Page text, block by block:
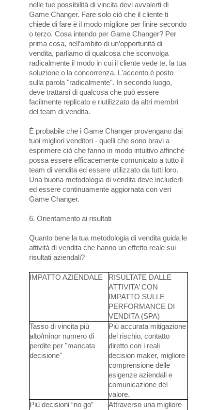
nelle tue possibilità di vincita devi avvalerti di
Game Changer. Fare solo ciò che il cliente ti
chiede di fare è il modo migliore per finire secondo
o terzo. Cosa intendo per Game Changer? Per
prima cosa, nell’ambito di un’opportunità di
vendita, parliamo di qualcosa che sconvolga
radicalmente il modo in cui il cliente vede te, la tua
soluzione o la concorrenza. L'accento è posto
sulla parola "radicalmente". In secondo luogo,
deve trattarsi di qualcosa che può essere
facilmente replicato e riutilizzato da altri membri
del team di vendita.
È probabile che i Game Changer provengano dai
tuoi migliori venditori - quelli che sono bravi a
esprimere ciò che fanno in modo intuitivo affinché
possa essere efficacemente comunicato a tutto il
team di vendita ed essere utilizzato da tutti loro.
Una buona metodologia di vendita deve includerli
ed essere continuamente aggiornata con veri
Game Changer.
6. Orientamento ai risultati
Quanto bene la tua metodologia di vendita guida le
attività di vendita che hanno un effetto reale sui
risultati aziendali?
IMPATTO AZIENDALE
RISULTATE DALLE
ATTIVITA’ CON
IMPATTO SULLE
PERFORMANCE DI
VENDITA (SPA)
Tasso di vincita più
alto/minor numero di
perdite per "mancata
decisione"
Più accurata mitigazione
del rischio, contatto
diretto con i reali
decision maker, migliore
comprensione delle
esigenze aziendali e
comunicazione del
valore.
Più decisioni “no go”
Attraverso una migliore